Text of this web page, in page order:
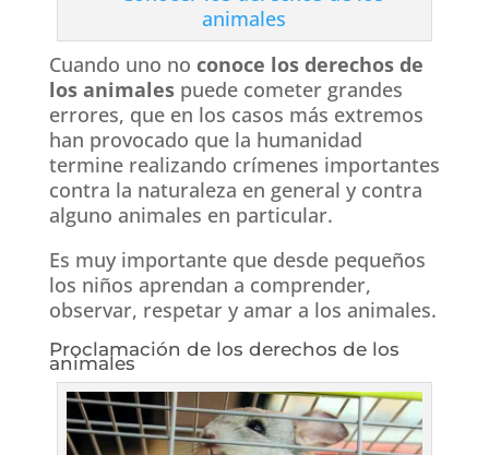
Cuando uno no conoce los derechos de
los animalespuede cometer grandes
errores, que en los casos más extremos
han provocado que la humanidad
termine realizando crímenes importantes
contra la naturaleza en general y contra
alguno animales en particular.
Es muy importante que desde pequeños
los niños aprendan a comprender,
observar, respetar y amar a los animales.
Proclamación de los derechos de los
animales